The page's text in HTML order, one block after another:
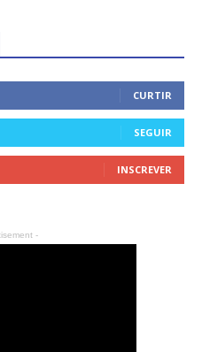
CURTIR
SEGUIR
INSCREVER
-